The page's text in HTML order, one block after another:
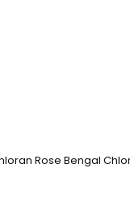
Rose Bengal